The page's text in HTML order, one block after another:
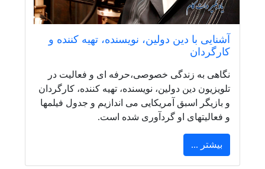
آشنایی با دین دولین، نویسنده، تهیه کننده و
کارگردان
نگاهی به زندگی خصوصی،حرفه ای و فعالیت در
تلویزیون دین دولین، نویسنده، تهیه کننده، کارگردان
و بازیگر اسبق آمریکایی می اندازیم و جدول فیلمها
و فعالیتهای او گردآوری شده است.
بیشتر ...